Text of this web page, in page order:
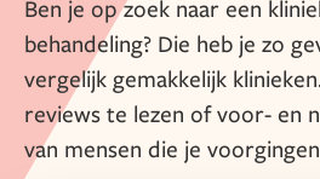
Ben je op zoek naar een
behandeling? Die heb je zo
vergelijk gemakkelijk
reviews te lezen of voor- en
van mensen die je